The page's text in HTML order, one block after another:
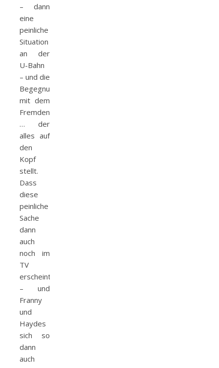
– dann
eine
peinliche
Situation
an der
U-Bahn
– und die
Begegnung
mit dem
Fremden
… der
alles auf
den
Kopf
stellt.
Dass
diese
peinliche
Sache
dann
auch
noch im
TV
erscheint
– und
Franny
und
Haydes
sich so
dann
auch